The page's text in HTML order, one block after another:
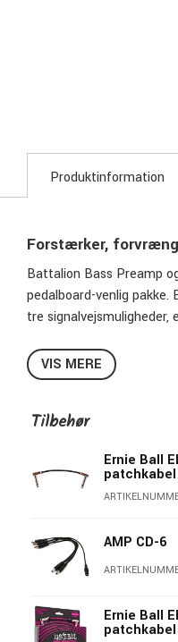
Produktinformation
Forstærker,
Battalion Bass Preamp
pedalboard-venlig
tre
VIS MERE
Tilbehør
Ernie Ball
patchkabel
AMP CD-6
Ernie Ball